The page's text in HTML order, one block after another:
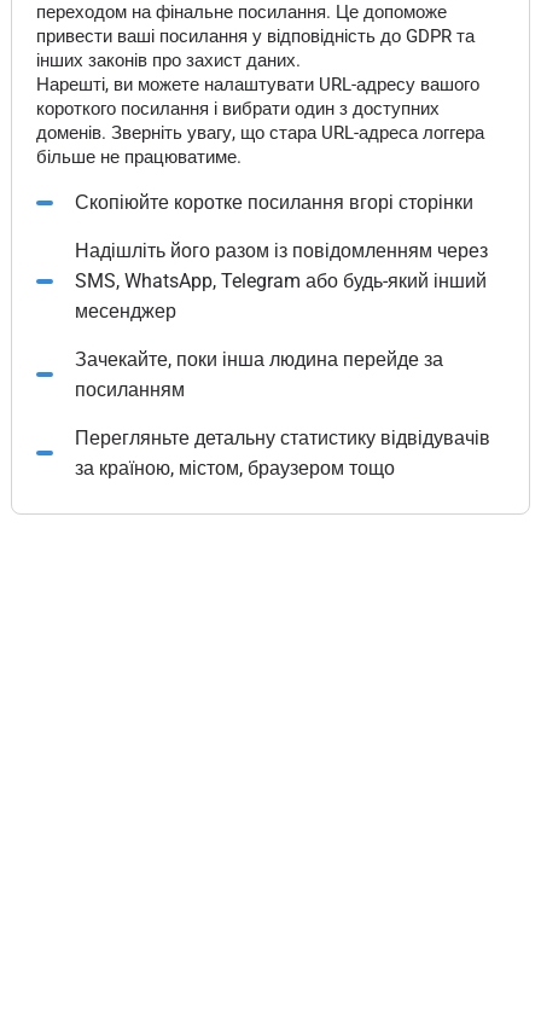
переходом на фінальне посилання. Це допоможе
привести ваші посилання у відповідність до GDPR та
інших законів про захист даних.
Нарешті, ви можете налаштувати URL-адресу вашого
короткого посилання і вибрати один з доступних
доменів. Зверніть увагу, що стара URL-адреса логгера
більше не працюватиме.
Скопіюйте коротке посилання вгорі сторінки
Надішліть його разом із повідомленням через
SMS, WhatsApp, Telegram або будь-який інший
месенджер
Зачекайте, поки інша людина перейде за
посиланням
Перегляньте детальну статистику відвідувачів
за країною, містом, браузером тощо